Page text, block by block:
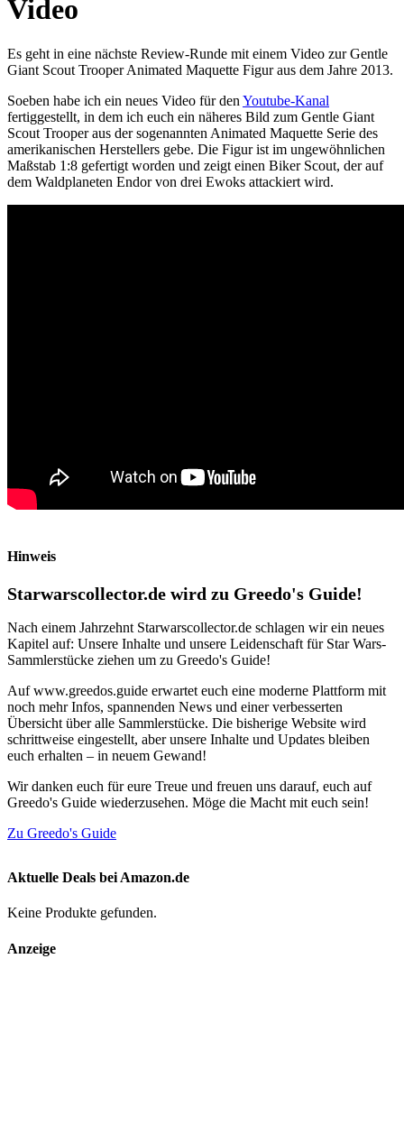
Video
Es geht in eine nächste Review-Runde mit einem Video zur Gentle
Giant Scout Trooper Animated Maquette Figur aus dem Jahre 2013.
Soeben habe ich ein neues Video für den Youtube-Kanal
fertiggestellt, in dem ich euch ein näheres Bild zum Gentle Giant
Scout Trooper aus der sogenannten Animated Maquette Serie des
amerikanischen Herstellers gebe. Die Figur ist im ungewöhnlichen
Maßstab 1:8 gefertigt worden und zeigt einen Biker Scout, der auf
dem Waldplaneten Endor von drei Ewoks attackiert wird.
Hinweis
Starwarscollector.de wird zu Greedo's Guide!
Nach einem Jahrzehnt Starwarscollector.de schlagen wir ein neues
Kapitel auf: Unsere Inhalte und unsere Leidenschaft für Star Wars-
Sammlerstücke ziehen um zu Greedo's Guide!
Auf www.greedos.guide erwartet euch eine moderne Plattform mit
noch mehr Infos, spannenden News und einer verbesserten
Übersicht über alle Sammlerstücke. Die bisherige Website wird
schrittweise eingestellt, aber unsere Inhalte und Updates bleiben
euch erhalten – in neuem Gewand!
Wir danken euch für eure Treue und freuen uns darauf, euch auf
Greedo's Guide wiederzusehen. Möge die Macht mit euch sein!
Zu Greedo's Guide
Aktuelle Deals bei Amazon.de
Keine Produkte gefunden.
Anzeige